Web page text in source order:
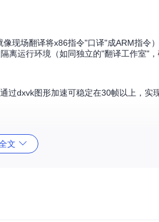
像现场翻译将x86指令"口译"成ARM指令
离运行环境（如同独立的"翻译工作室"
dxvk图形加速可稳定在30帧以上，实
功能简化的移动版应用。配合外接键
文